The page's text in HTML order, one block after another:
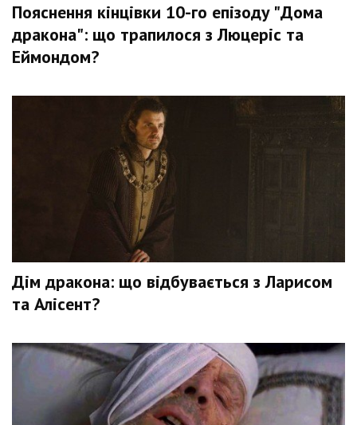
Пояснення кінцівки 10-го епізоду "Дома
дракона": що трапилося з Люцеріс та
Еймондом?
Дім дракона: що відбувається з Ларисом
та Алісент?